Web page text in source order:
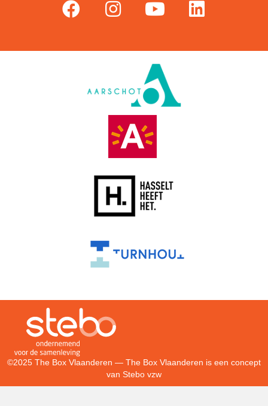
©2025 The Box Vlaanderen — The Box Vlaanderen is een concept
van Stebo vzw